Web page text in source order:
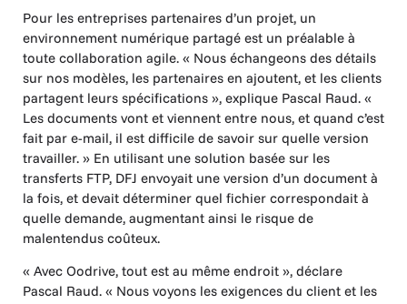
Pour les entreprises partenaires d’un projet, un
environnement numérique partagé est un préalable à
toute collaboration agile. « Nous échangeons des détails
sur nos modèles, les partenaires en ajoutent, et les clients
partagent leurs spécifications », explique Pascal Raud. «
Les documents vont et viennent entre nous, et quand c’est
fait par e-mail, il est difficile de savoir sur quelle version
travailler. » En utilisant une solution basée sur les
transferts FTP, DFJ envoyait une version d’un document à
la fois, et devait déterminer quel fichier correspondait à
quelle demande, augmentant ainsi le risque de
malentendus coûteux.
« Avec Oodrive, tout est au même endroit », déclare
Pascal Raud. « Nous voyons les exigences du client et les